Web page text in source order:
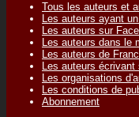
Tous les auteurs et
Les auteurs ayant
Les auteurs sur
Les auteurs dans le
Les auteurs de
Les auteurs écrivant
Les organisations
Les conditions de
Abonnement